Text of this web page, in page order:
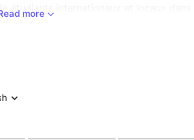
étudiants internationaux et locaux dans
21h00
Nelson Mandela 14 Descente En Barrat
more